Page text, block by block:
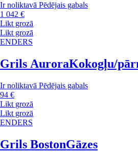
Ir noliktavā Pēdējais gabals
1 042 €
Likt grozā
Likt grozā
ENDERS
Grils AuroraKokogļu/
Ir noliktavā Pēdējais gabals
94 €
Likt grozā
Likt grozā
ENDERS
Grils BostonGāzes